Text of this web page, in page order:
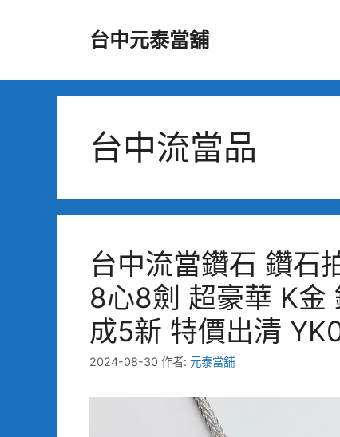
台中元泰當舖
台中流當品
台中流當鑽石 鑽石
8心8劍 超豪華 K金
成5新 特價出清
2024-08-30 作者: 元泰當舖